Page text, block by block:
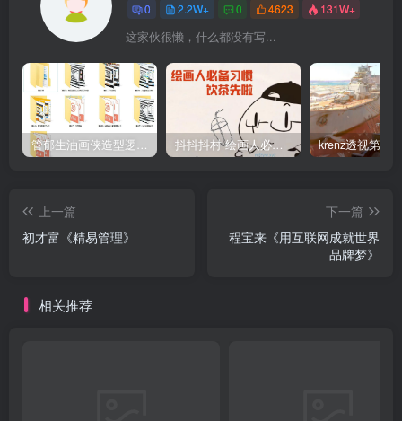
0 2.2W+ 0 4623 131W+
这家伙很懒，什么都没有写...
管郁生油画侠造型逻辑班第一期2019年5月【高清不缺课】 抖抖抖村 绘画人必备习惯2020【画质不错】
上一篇
初才富《精易管理》
下一篇
程宝来《用互联网成就世界
品牌梦》
相关推荐